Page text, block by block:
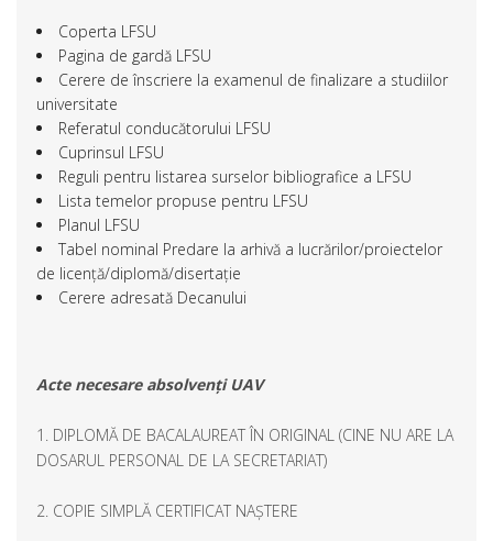
Coperta LFSU
Pagina de gardă LFSU
Cerere de înscriere la examenul de finalizare a studiilor
universitate
Referatul conducătorului LFSU
Cuprinsul LFSU
Reguli pentru listarea surselor bibliografice a LFSU
Lista temelor propuse pentru LFSU
Planul LFSU
Tabel nominal Predare la arhivă a lucrărilor/proiectelor
de licență/diplomă/disertație
Cerere adresată Decanului
Acte necesare absolvenți UAV
1. DIPLOMĂ DE BACALAUREAT ÎN ORIGINAL (CINE NU ARE LA
DOSARUL PERSONAL DE LA SECRETARIAT)
2. COPIE SIMPLĂ CERTIFICAT NAȘTERE